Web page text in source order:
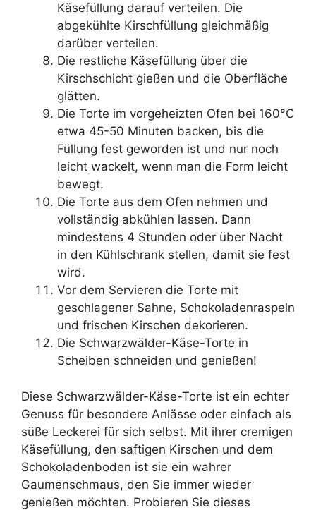
Käsefüllung darauf verteilen. Die
abgekühlte Kirschfüllung gleichmäßig
darüber verteilen.
Die restliche Käsefüllung über die
Kirschschicht gießen und die Oberfläche
glätten.
Die Torte im vorgeheizten Ofen bei 160°C
etwa 45-50 Minuten backen, bis die
Füllung fest geworden ist und nur noch
leicht wackelt, wenn man die Form leicht
bewegt.
Die Torte aus dem Ofen nehmen und
vollständig abkühlen lassen. Dann
mindestens 4 Stunden oder über Nacht
in den Kühlschrank stellen, damit sie fest
wird.
Vor dem Servieren die Torte mit
geschlagener Sahne, Schokoladenraspeln
und frischen Kirschen dekorieren.
Die Schwarzwälder-Käse-Torte in
Scheiben schneiden und genießen!
Diese Schwarzwälder-Käse-Torte ist ein echter
Genuss für besondere Anlässe oder einfach als
süße Leckerei für sich selbst. Mit ihrer cremigen
Käsefüllung, den saftigen Kirschen und dem
Schokoladenboden ist sie ein wahrer
Gaumenschmaus, den Sie immer wieder
genießen möchten. Probieren Sie dieses